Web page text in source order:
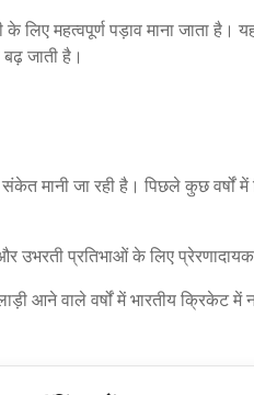
लिए महत्वपूर्ण पड़ाव माना जाता है।
जाती है।
मानी जा रही है। पिछले कुछ वर्षों में
प्रतिभाओं के लिए प्रेरणादायक
आने वाले वर्षों में भारतीय क्रिकेट में